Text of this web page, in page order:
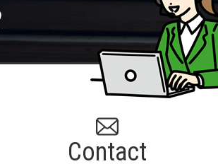
Contact